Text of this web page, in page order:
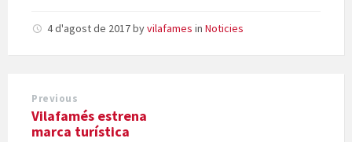
4 d'agost de 2017byvilafames in Noticies
Previous
Vilafamés estrena
marca turística